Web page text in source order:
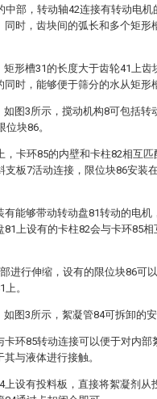
部，转动轴42连接有转动电机
时，齿块间的弧长和多个矩形
形槽31的长度大于齿轮41上齿
时，能够便于筛分的水从矩形
图3所示，搅动机构8可包括转
块86。
，卡环85的内壁和卡柱82相互
支板7活动连接，限位块86安装
能够带动转动盘81转动的电机
上设有的卡柱82会与卡环85
进行伸缩，设有的限位块86可
。
图3所示，絮凝管84可拆卸的安
环85转动连接可以便于对内部
与液体进行接触。
设有投料板，直接将絮凝剂从